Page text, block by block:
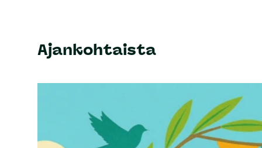
Ajankohtaista